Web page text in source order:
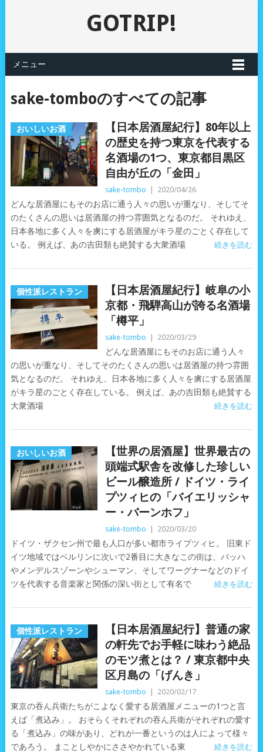
GOTRIP!
メニュー
sake-tomboのすべての記事
おいしいお酒
【日本居酒屋紀行】80年以上
の歴史を持つ東京を代表する
名酒場の1つ、東京都目黒区
自由が丘の「金田」
sake-tombo 2020/04/26
どんな居酒屋にもそのお店に通う人々の思いが重なり、そしてそ
のたくさんの思いは居酒屋の持つ雰囲気となるのだ。 それゆえ、
日本各地に多く人々を虜にする居酒屋がキラ星のごとく存在して
いる。 例えば、あの吉田類も絶賛する大衆酒場
続きを読む
個性派レストラン
【日本居酒屋紀行】岐阜の小
京都・飛騨高山が誇る名酒場
「樽平」
sake-tombo 2020/03/29
どんな居酒屋にもそのお店に通う人々
の思いが重なり、そしてそのたくさんの思いは居酒屋の持つ雰囲
気となるのだ。 それゆえ、日本各地に多く人々を虜にする居酒屋
がキラ星のごとく存在している。 例えば、あの吉田類も絶賛する
大衆酒場
続きを読む
おいしいお酒
【世界の居酒屋】世界最古の
頭端式駅舎を改修した珍しい
ビール醸造所 / ドイツ・ライ
プツィヒの「バイエリッシャ
ー・バーンホフ」
sake-tombo 2020/03/20
ドイツ・ザクセン州で最も人口が多い都市ライプツィヒ。 旧東ド
イツ地域ではベルリンに次いで2番目に大きなこの街は、バッハ
やメンデルスゾーンやシューマン、そしてワーグナーなどのドイ
ツを代表する音楽家と関係の深い街として有名で
続きを読む
個性派レストラン
【日本居酒屋紀行】普通の家
の軒先でお手軽に味わう絶品
のモツ煮とは？ / 東京都中央
区月島の「げんき」
sake-tombo 2020/02/17
東京の吞ん兵衛たちがこよなく愛する居酒屋メニューの1つと言
えば「煮込み」。 おそらくそれぞれの吞ん兵衛がそれぞれの愛す
る「煮込み」の味があり、どれが一番というのは人によって様々
であろう。 まことしやかにささやかれている東
続きを読む